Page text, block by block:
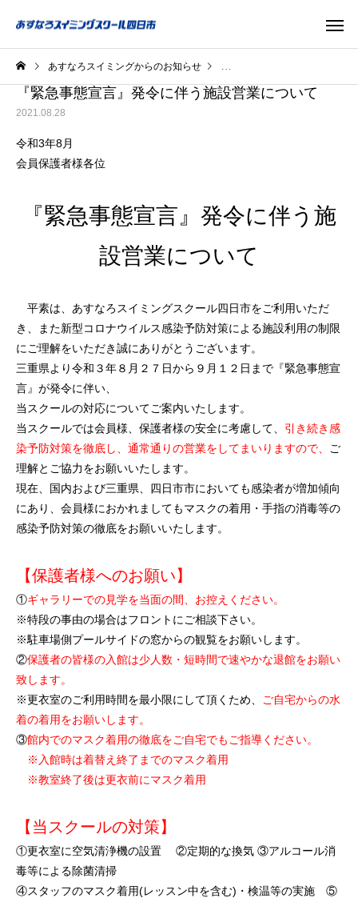
あすなろスイミングからのお知らせ 新型コロナウィルス対策関連
『緊急事態宣言』発令に伴う施設営業について
2021.08.28
令和3年8月
会員保護者様各位
『緊急事態宣言』発令に伴う施
設営業について
平素は、あすなろスイミングスクール四日市をご利用いただ
き、また新型コロナウイルス感染予防対策による施設利用の制限
にご理解をいただき誠にありがとうございます。
三重県より令和３年８月２７日から９月１２日まで『緊急事態宣
言』が発令に伴い、
当スクールの対応についてご案内いたします。
当スクールでは会員様、保護者様の安全に考慮して、 引き続き感
染予防対策を徹底し、通常通りの営業をしてまいりますので、
ご
理解とご協力をお願いいたします。
現在、国内および三重県、四日市市においても感染者が増加傾向
にあり、会員様におかれましてもマスクの着用・手指の消毒等の
感染予防対策の徹底をお願いいたします。
【保護者様へのお願い】
①ギャラリーでの見学を当面の間、お控えください。
※特段の事由の場合はフロントにご相談下さい。
※駐車場側プールサイドの窓からの観覧をお願いします。
②保護者の皆様の入館は少人数・短時間で速やかな退館をお願い
致します。
※更衣室のご利用時間を最小限にして頂くため、
ご自宅からの水
着の着用をお願いします。
③館内でのマスク着用の徹底をご自宅でもご指導ください。
※入館時は着替え終了までのマスク着用
※教室終了後は更衣前にマスク着用
【当スクールの対策】
①更衣室に空気清浄機の設置 ②定期的な換気 ③アルコール消
毒等による除菌清掃
④スタッフのマスク着用(レッスン中を含む)・検温等の実施 ⑤